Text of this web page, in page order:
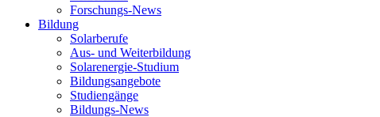
Forschungs-News
Bildung
Solarberufe
Aus- und Weiterbildung
Solarenergie-Studium
Bildungsangebote
Studiengänge
Bildungs-News